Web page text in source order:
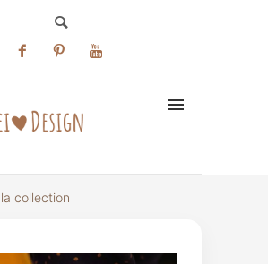
collection